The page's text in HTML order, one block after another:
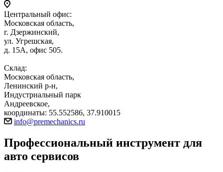
Центральный офис:
Московская область,
г. Дзержинский,
ул. Угрешская,
д. 15А, офис 505.
Склад:
Московская область,
Ленинский р-н,
Индустриальный парк
Андреевское,
координаты: 55.552586, 37.910015
info@premechanics.ru
Профессиональный инструмент для
авто сервисов